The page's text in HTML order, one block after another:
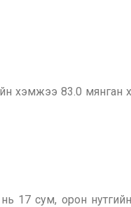
хэмжээ 83.0 мянган
17 сум, орон